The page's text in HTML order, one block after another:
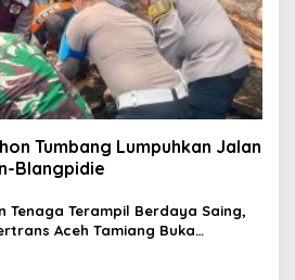
Tumbang Lumpuhkan Jalan
Blangpidie
Tenaga Terampil Berdaya Saing,
Aceh Tamiang Buka